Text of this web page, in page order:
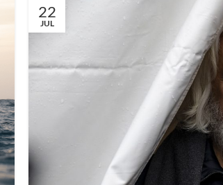
22
JUL